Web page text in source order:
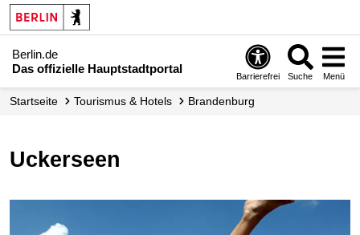
Berlin.de
Das offizielle Hauptstadtportal
Barrierefrei Suche Menü
Startseite Tourismus & Hotels Brandenburg
Uckerseen